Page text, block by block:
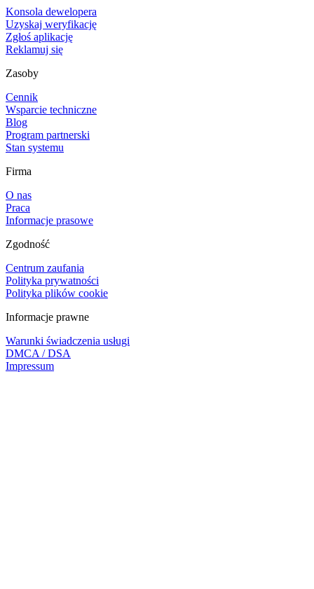
Konsola dewelopera
Uzyskaj weryfikację
Zgłoś aplikację
Reklamuj się
Zasoby
Cennik
Wsparcie techniczne
Blog
Program partnerski
Stan systemu
Firma
O nas
Praca
Informacje prasowe
Zgodność
Centrum zaufania
Polityka prywatności
Polityka plików cookie
Informacje prawne
Warunki świadczenia usługi
DMCA / DSA
Impressum